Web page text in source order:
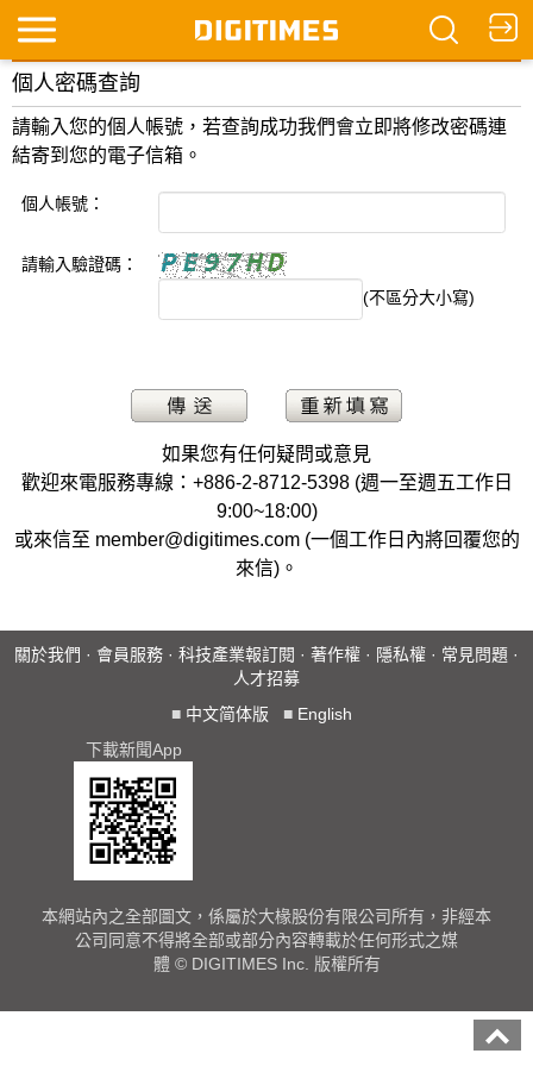
個人密碼查詢
請輸入您的個人帳號，若查詢成功我們會立即將修改密碼連
結寄到您的電子信箱。
個人帳號：
請輸入驗證碼：
(不區分大小寫)
如果您有任何疑問或意見
歡迎來電服務專線：+886-2-8712-5398 (週一至週五工作日
9:00~18:00)
或來信至 member@digitimes.com(一個工作日內將回覆您的
來信)。
關於我們 · 會員服務 · 科技產業報訂閱 · 著作權 · 隱私權 · 常見問題 ·
人才招募
■ 中文简体版 ■ English
下載新聞App
本網站內之全部圖文，係屬於大椽股份有限公司所有，非經本
公司同意不得將全部或部分內容轉載於任何形式之媒
體 © DIGITIMES Inc. 版權所有